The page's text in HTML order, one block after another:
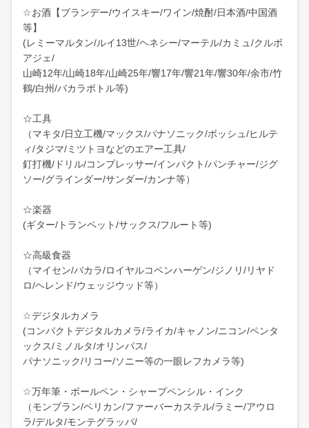
☆お酒【ブランデー/ウイスキー/ワイン/焼酎/日本酒/中国酒
等】
(レミーマルタン/ルイ13世/ヘネシー/マーテル/カミュ/クルボ
アジェ/
山崎12年/山崎18年/山崎25年/響17年/響21年/響30年/余市/竹
鶴/白州/バカラボトル等)
☆工具
（マキタ/日立工機/マックス/パナソニック/ボッシュ/ヒルテ
ィ/タジマ/ミツトヨなどのエアー工具/
釘打機/ドリル/コンプレッサー/インパクト/パンチャー/ジグ
ソー/グラインダー/サンダー/カンナ等）
☆楽器
(ギター/トランペット/サックス/フルート等)
☆高級食器
（マイセン/バカラ/ロイヤルコペンハーゲン/ジノリ/リヤド
ロ/ヘレンド/ウェッジウッド等）
☆デジタルカメラ
(コンパクトデジタルカメラ/ライカ/キャノン/ニコン/ペンタ
ックス/ミノルタ/オリンパス/
パナソニック/リコー/ソニー等の一眼レフカメラ等)
☆万年筆・ボールペン・シャープペンシル・インク
（モンブラン/ペリカン/ファーバーカステル/ラミー/アウロ
ラ/デルタ/モンテグラッパ/